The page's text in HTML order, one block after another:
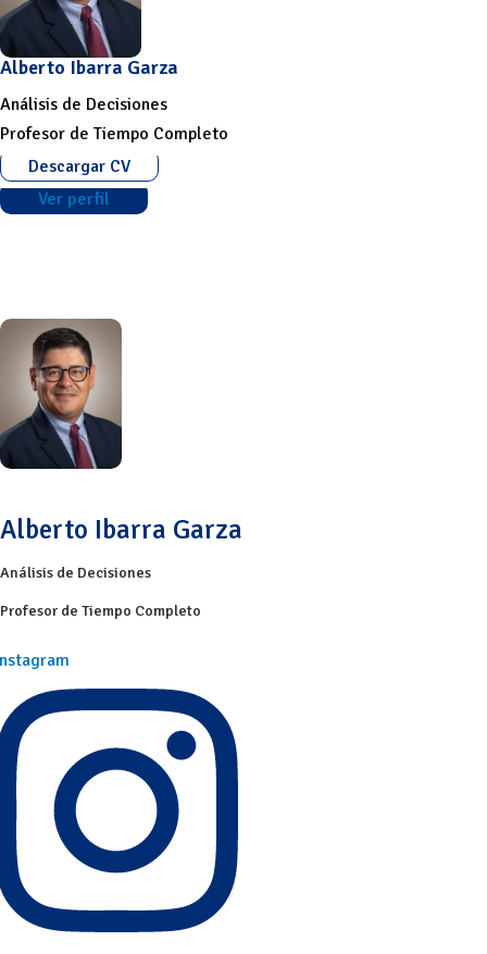
Alberto Ibarra Garza
Análisis de Decisiones
Profesor de Tiempo Completo
Descargar CV
Ver perfil
Alberto Ibarra Garza
Análisis de Decisiones
Profesor de Tiempo Completo